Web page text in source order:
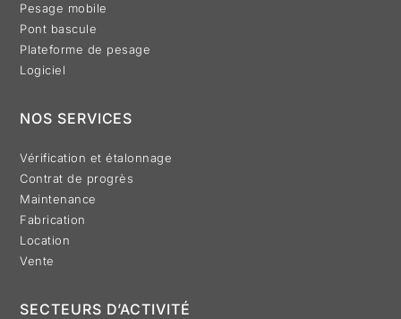
Pesage mobile
Pont bascule
Plateforme de pesage
Logiciel
NOS SERVICES
Vérification et étalonnage
Contrat de progrès
Maintenance
Fabrication
Location
Vente
SECTEURS D’ACTIVITÉ